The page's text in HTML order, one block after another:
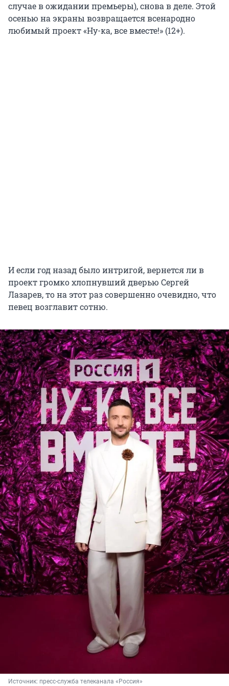
случае в ожидании премьеры), снова в деле. Этой
осенью на экраны возвращается всенародно
любимый проект «Ну-ка, все вместе!» (12+).
И если год назад было интригой, вернется ли в
проект громко хлопнувший дверью Сергей
Лазарев, то на этот раз совершенно очевидно, что
певец возглавит сотню.
Источник: пресс-служба телеканала «Россия»